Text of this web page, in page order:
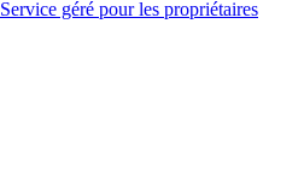
Service géré pour les propriétaires